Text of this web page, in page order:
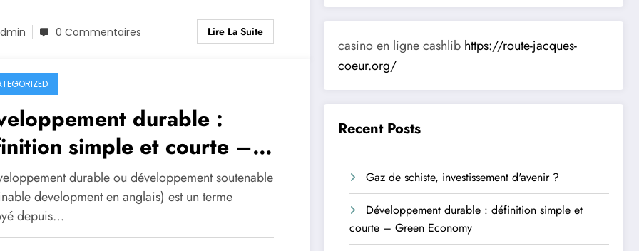
0 Commentaires Lire La Suite
durable :
simple et courte –
Economy
durable ou développement soutenable
development en anglais) est un terme
depuis…
casino en ligne cashlib https://route-jacques-
coeur.org/
Recent Posts
Gaz de schiste, investissement d'avenir ?
Développement durable : définition simple et
courte – Green Economy